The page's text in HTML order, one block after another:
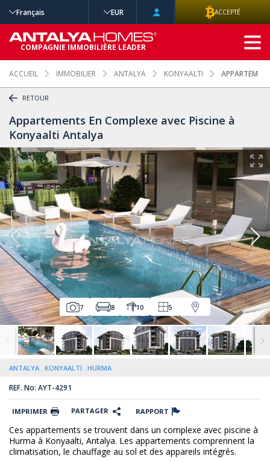
ACCUEIL IMMOBILIER ANTALYA KONYAALTI
RETOUR
Appartements En Complexe avec Piscine à
Konyaalti Antalya
7 8 10 5
ANTALYA KONYAALTI HURMA
REF. No: AYT-4291
IMPRIMER PARTAGER RAPPORT
Ces appartements se trouvent dans un complexe avec piscine à
Hurma à Konyaalti, Antalya. Les appartements comprennent la
climatisation, le chauffage au sol et des appareils intégrés.
Français EUR ACCEPTÉ
COMPAGNIE IMMOBILIÈRE LEADER
RECHERCHE
AVANCÉE